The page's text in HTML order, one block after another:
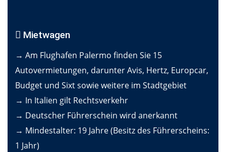
Mietwagen
→ Am Flughafen Palermo finden Sie 15
Autovermietungen, darunter Avis, Hertz, Europcar,
Budget und Sixt sowie weitere im Stadtgebiet
→ In Italien gilt Rechtsverkehr
→ Deutscher Führerschein wird anerkannt
→ Mindestalter: 19 Jahre (Besitz des Führerscheins:
1 Jahr)